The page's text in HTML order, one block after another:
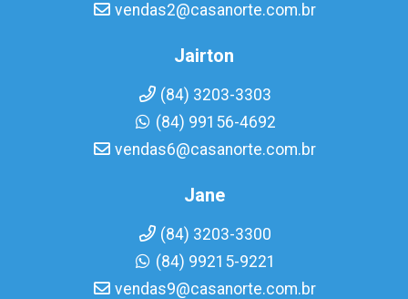
vendas2@casanorte.com.br
Jairton
(84) 3203-3303
(84) 99156-4692
vendas6@casanorte.com.br
Jane
(84) 3203-3300
(84) 99215-9221
vendas9@casanorte.com.br